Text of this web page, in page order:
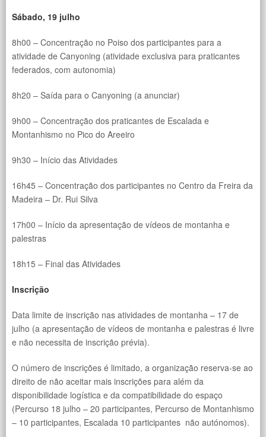
Sábado, 19 julho
8h00 – Concentração no Poiso dos participantes para a
atividade de Canyoning (atividade exclusiva para praticantes
federados, com autonomia)
8h20 – Saída para o Canyoning (a anunciar)
9h00 – Concentração dos praticantes de Escalada e
Montanhismo no Pico do Areeiro
9h30 – Início das Atividades
16h45 – Concentração dos participantes no Centro da Freira da
Madeira – Dr. Rui Silva
17h00 – Início da apresentação de vídeos de montanha e
palestras
18h15 – Final das Atividades
Inscrição
Data limite de inscrição nas atividades de montanha – 17 de
julho (a apresentação de vídeos de montanha e palestras é livre
e não necessita de inscrição prévia).
O número de inscrições é limitado, a organização reserva-se ao
direito de não aceitar mais inscrições para além da
disponibilidade logística e da compatibilidade do espaço
(Percurso 18 julho – 20 participantes, Percurso de Montanhismo
– 10 participantes, Escalada 10 participantes não autónomos).